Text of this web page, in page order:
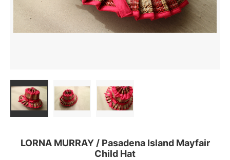
LORNA MURRAY / Pasadena Island Mayfair
Child Hat